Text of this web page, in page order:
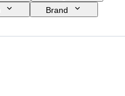
Brand